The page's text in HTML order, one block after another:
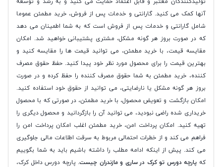
آنها کمک می کنید. گارانتی و خدمات پس از فروش، خرید مطمئن عموما
شامل گارانتی و خدمات پس از فروش است که به شما اطمینان می دهد
که در صورت بروز هر گونه مشکل، مشتری پشتیبانی خواهید شد. امکان
مقایسه قیمت، با خرید مطمئن، می توانید قیمت ها را مقایسه کنید و
بهترین قیمت را برای محصول مورد نظر خود پیدا کنید. حفظ حقوق مصرف
کننده، خرید مطمئن به شما حقوق مصرف کننده را حفظ کرده و در صورت
بروز هر گونه مشکل یا نارضایتی، می توانید از حقوق خود استفاده کنید.
امکان بازگشت و تعویض محصول، با خرید مطمئن، در صورتی که با محصول
خریداری شده راضی نبودید، می توانید آن را بازگردانید و محصول دیگری را
تهیه کنید. امکان پرداخت امن، خرید مطمئن اغلب امکان پرداخت امن را
فراهم می کند و از خطرات احتمالی مربوط به سرقت اطلاعات مالی جلوگیری
می کند. پیش از اینکه ادامه مطلب را داشته باشیم باید به شما بگوییم
که پارچه دورس تو کرک در ساری و مازندران چیست. پارچه دورس داخل کرک،